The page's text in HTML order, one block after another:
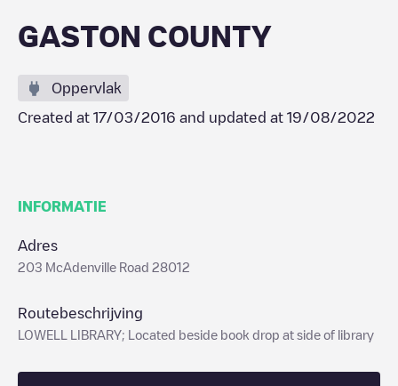
GASTON COUNTY
Oppervlak
Created at 17/03/2016 and updated at 19/08/2022
INFORMATIE
Adres
203 McAdenville Road 28012
Routebeschrijving
LOWELL LIBRARY; Located beside book drop at side of library